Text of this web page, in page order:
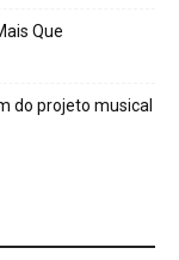
Que
do projeto musical